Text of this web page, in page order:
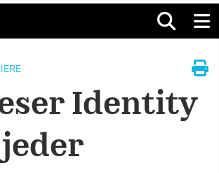
Identity